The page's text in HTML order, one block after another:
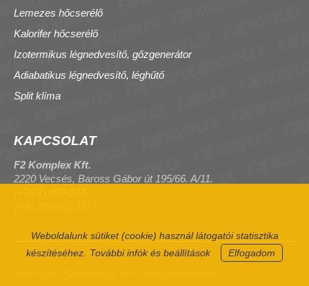
Weboldalunk sütiket (cookie) használ látogatói statisztika
készítéséhez.
További infók és beállítások Elfogadom
Lemezes hőcserélő
Kalorifer hőcserélő
Izotermikus légnedvesítő, gőzgenerátor
Adiabatikus légnedvesítő, léghűtő
Split klíma
KAPCSOLAT
F2 Komplex Kft.
2220 Vecsés, Baross Gábor út 195/66. A/11.